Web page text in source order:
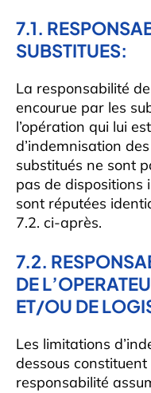
7.1.
SUBSTITUES:
La responsabilité de
encourue par les
l’opération qui lui
d’indemnisation
substitués ne sont
pas de dispositions
sont réputées
7.2. ci-après.
7.2.
DE
ET/OU DE
Les limitations
dessous
responsabilité